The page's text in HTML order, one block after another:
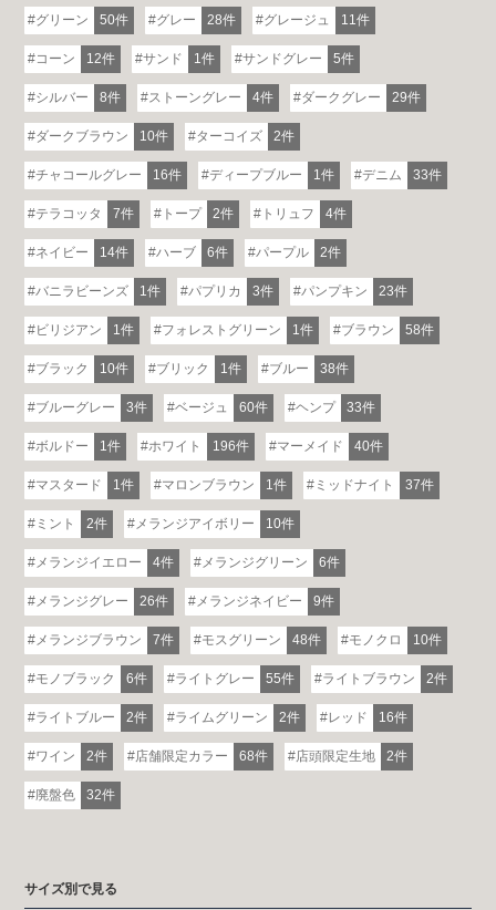
グリーン 50件 グレー 28件 グレージュ 11件
コーン 12件 サンド 1件 サンドグレー 5件
シルバー 8件 ストーングレー 4件 ダークグレー 29件
ダークブラウン 10件 ターコイズ 2件
チャコールグレー 16件 ディープブルー 1件 デニム 33件
テラコッタ 7件 トープ 2件 トリュフ 4件
ネイビー 14件 ハーブ 6件 パープル 2件
バニラビーンズ 1件 パプリカ 3件 パンプキン 23件
ビリジアン 1件 フォレストグリーン 1件 ブラウン 58件
ブラック 10件 ブリック 1件 ブルー 38件
ブルーグレー 3件 ベージュ 60件 ヘンプ 33件
ボルドー 1件 ホワイト 196件 マーメイド 40件
マスタード 1件 マロンブラウン 1件 ミッドナイト 37件
ミント 2件 メランジアイボリー 10件
メランジイエロー 4件 メランジグリーン 6件
メランジグレー 26件 メランジネイビー 9件
メランジブラウン 7件 モスグリーン 48件 モノクロ 10件
モノブラック 6件 ライトグレー 55件 ライトブラウン 2件
ライトブルー 2件 ライムグリーン 2件 レッド 16件
ワイン 2件 店舗限定カラー 68件 店頭限定生地 2件
廃盤色 32件
サイズ別で見る